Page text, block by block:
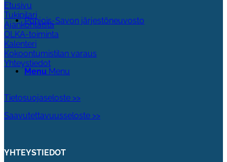
Pohjois-Savon järjestöneuvosto
Menu Menu
Etusivu
Tukipilari
Ajankohtaista
OLKA-toiminta
Kalenteri
Kokoontumistilan varaus
Yhteystiedot
Tietosuojaseloste >>
Saavutettavuusseloste >>
YHTEYSTIEDOT